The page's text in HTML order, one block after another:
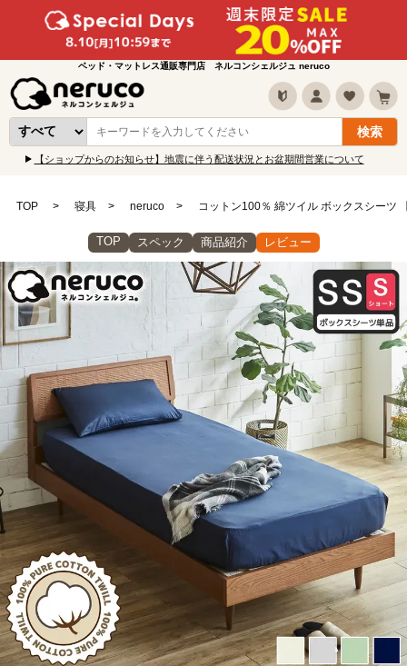
ベッド・マットレス通販専門店 ネルコンシェルジュ neruco
【ショップからのお知らせ】地震に伴う配送状況とお盆期間営業について
TOP 寝具 neruco コットン100％ 綿ツイル ボックスシーツ
TOP スペック 商品紹介 レビュー